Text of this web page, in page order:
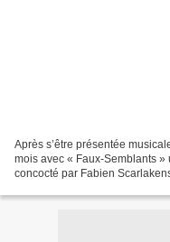
Après s’être présentée
mois avec « Faux-Semblants
concocté par Fabien